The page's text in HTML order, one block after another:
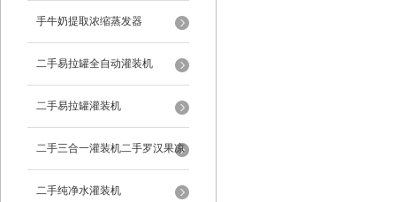
手牛奶提取浓缩蒸发器
二手易拉罐全自动灌装机
二手易拉罐灌装机
二手三合一灌装机二手罗汉果凉
茶灌装机
二手纯净水灌装机